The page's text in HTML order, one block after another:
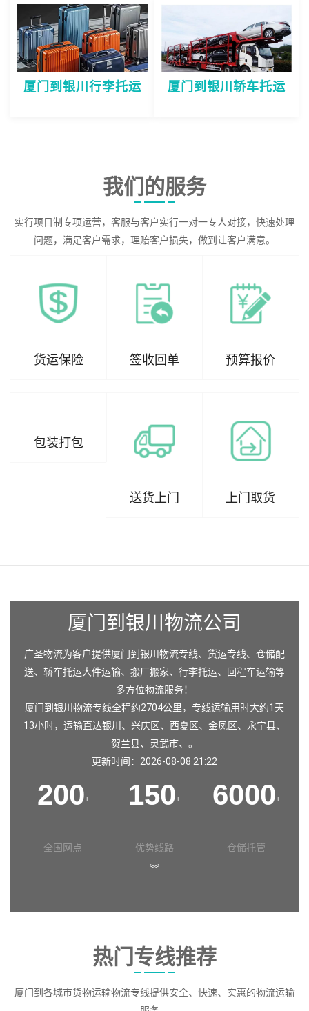
厦门到银川行李托运 厦门到银川轿车托运
我们的服务
实行项目制专项运营，客服与客户实行一对一专人对接，快速处理
问题，满足客户需求，理赔客户损失，做到让客户满意。
货运保险 签收回单 预算报价
包装打包
送货上门 上门取货
厦门到银川物流公司
广圣物流为客户提供厦门到银川物流专线、货运专线、仓储配
送、轿车托运大件运输、搬厂搬家、行李托运、回程车运输等
多方位物流服务！
厦门到银川物流专线全程约2704公里，专线运输用时大约1天
13小时，运输直达银川 、 兴庆区、 西夏区、 金凤区、 永宁县、
贺兰县、 灵武市、。
更新时间：2026-08-08 21:22
200+
全国网点
150+
优势线路
6000+
仓储托管
︾
热门专线推荐
厦门到各城市货物运输物流专线提供安全、快速、实惠的物流运输